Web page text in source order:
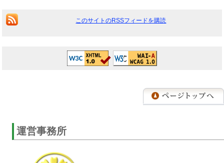
このサイトのRSSフィードを購読
運営事務所